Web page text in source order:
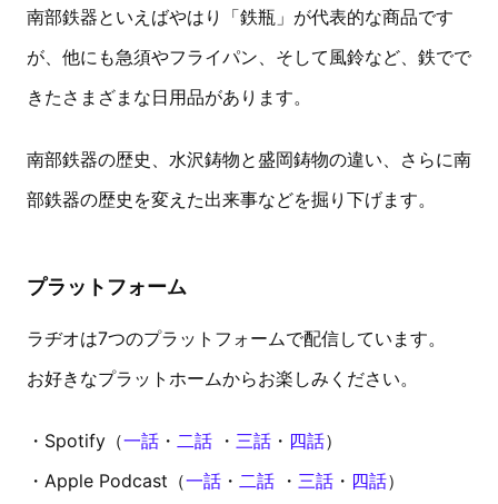
南部鉄器といえばやはり「鉄瓶」が代表的な商品です
が、他にも急須やフライパン、そして風鈴など、鉄でで
きたさまざまな日用品があります。
南部鉄器の歴史、水沢鋳物と盛岡鋳物の違い、さらに南
部鉄器の歴史を変えた出来事などを掘り下げます。
プラットフォーム
ラヂオは7つのプラットフォームで配信しています。
お好きなプラットホームからお楽しみください。
・Spotify（一話 ・ 二話 ・ 三話 ・ 四話）
・Apple Podcast（一話 ・ 二話 ・ 三話 ・ 四話）